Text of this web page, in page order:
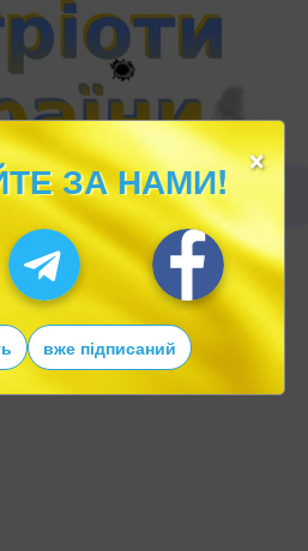
×
ЗА НАМИ!
вже підписаний